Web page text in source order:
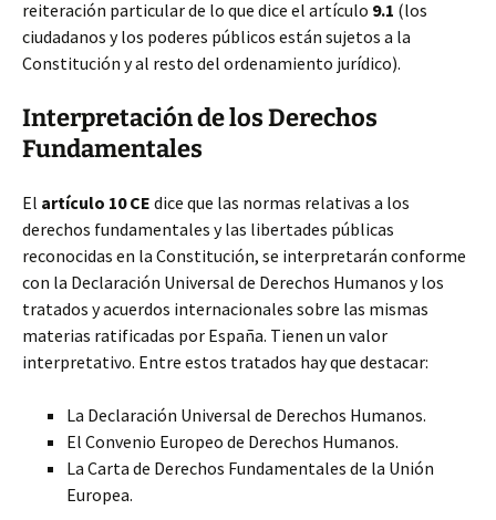
reiteración particular de lo que dice el artículo 9.1 (los
ciudadanos y los poderes públicos están sujetos a la
Constitución y al resto del ordenamiento jurídico).
Interpretación de los Derechos
Fundamentales
El artículo 10 CE dice que las normas relativas a los
derechos fundamentales y las libertades públicas
reconocidas en la Constitución, se interpretarán conforme
con la Declaración Universal de Derechos Humanos y los
tratados y acuerdos internacionales sobre las mismas
materias ratificadas por España. Tienen un valor
interpretativo. Entre estos tratados hay que destacar:
La Declaración Universal de Derechos Humanos.
El Convenio Europeo de Derechos Humanos.
La Carta de Derechos Fundamentales de la Unión
Europea.